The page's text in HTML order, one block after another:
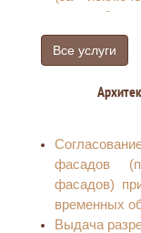
аренду без
Уточнение
по
участки,
согласия на
участка
участком
Все услуги
фасадов
фасадов)
временных
Выдача